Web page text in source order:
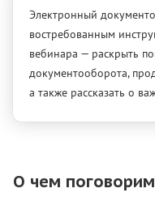
Электронный
востребованным
вебинара — раскрыть
документооборота,
а также рассказать о
О чем